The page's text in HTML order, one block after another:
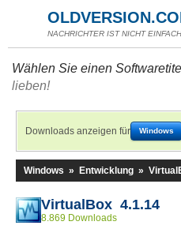
NACHRICHTER IST NICHT
Wählen Sie einen
lieben!
Downloads anzeigen für Windows
Windows » Entwicklung »
VirtualBox 4.1.14
8.869 Downloads